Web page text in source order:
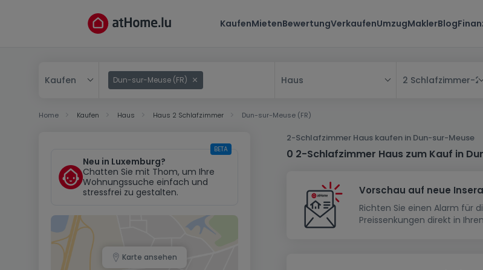
KaufenMietenBewertungVerkaufenUmzugMaklerBlog
Kaufen Dun-sur-Meuse (FR) Haus
Alle
Haus
Reihenhaus
Doppelhaushälfte
Wohnung
Schlafzimmer
1-Zimmer-Apartment
Wohnanlage
Wohnsiedlung
Haus bauen
Musterhaus
Renditeobjekt
2 Schlafzimmer- 2
Home Kaufen Haus Haus 2 Schlafzimmer Dun-sur-Meuse (FR)
2-Schlafzimmer Haus kaufen in Dun-sur-Meuse
0 2-Schlafzimmer Haus zum Kauf in
Vorschau auf neue
Richten Sie einen Alarm für
Preissenkungen direkt in
Neu in Luxemburg?
Chatten Sie mit Thom, um Ihre
Wohnungssuche einfach und
stressfrei zu gestalten.
BETA
Karte ansehen